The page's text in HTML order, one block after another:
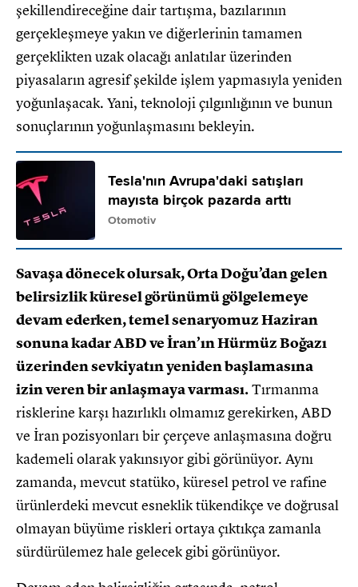
şekillendireceğine dair tartışma, bazılarının
gerçekleşmeye yakın ve diğerlerinin tamamen
gerçeklikten uzak olacağı anlatılar üzerinden
piyasaların agresif şekilde işlem yapmasıyla yeniden
yoğunlaşacak. Yani, teknoloji çılgınlığının ve bunun
sonuçlarının yoğunlaşmasını bekleyin.
Tesla'nın Avrupa'daki satışları
mayısta birçok pazarda arttı
Otomotiv
Savaşa dönecek olursak, Orta Doğu’dan gelen
belirsizlik küresel görünümü gölgelemeye
devam ederken, temel senaryomuz Haziran
sonuna kadar ABD ve İran’ın Hürmüz Boğazı
üzerinden sevkiyatın yeniden başlamasına
izin veren bir anlaşmaya varması.Tırmanma
risklerine karşı hazırlıklı olmamız gerekirken, ABD
ve İran pozisyonları bir çerçeve anlaşmasına doğru
kademeli olarak yakınsıyor gibi görünüyor. Aynı
zamanda, mevcut statüko, küresel petrol ve rafine
ürünlerdeki mevcut esneklik tükendikçe ve doğrusal
olmayan büyüme riskleri ortaya çıktıkça zamanla
sürdürülemez hale gelecek gibi görünüyor.